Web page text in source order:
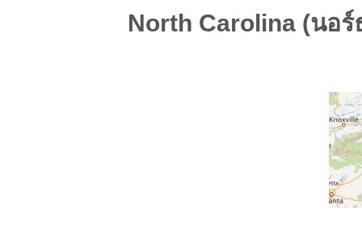
North Carolina (นอร์